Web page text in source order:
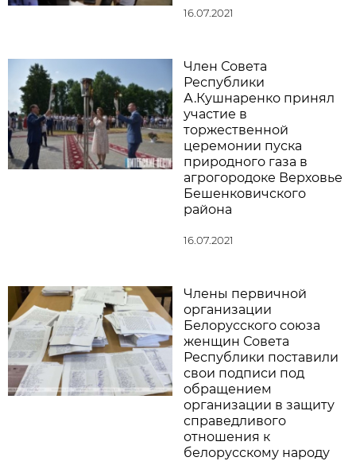
16.07.2021
Член Совета
Республики
А.Кушнаренко принял
участие в
торжественной
церемонии пуска
природного газа в
агрогородоке Верховье
Бешенковичского
района
16.07.2021
Члены первичной
организации
Белорусского союза
женщин Совета
Республики поставили
свои подписи под
обращением
организации в защиту
справедливого
отношения к
белорусскому народу